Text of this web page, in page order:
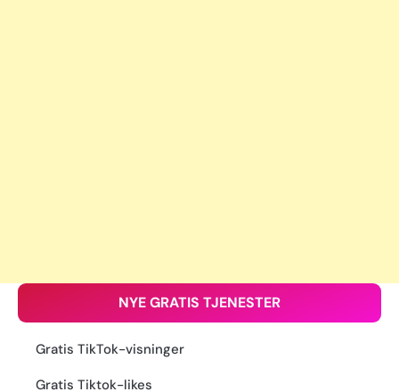
NYE GRATIS TJENESTER
Gratis TikTok-visninger
Gratis Tiktok-likes